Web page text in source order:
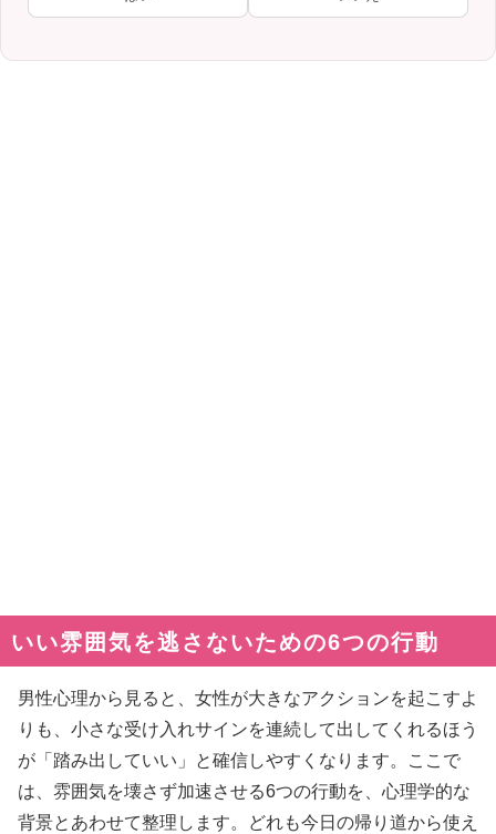
いい雰囲気を逃さないための6つの行動
男性心理から見ると、女性が大きなアクションを起こすよ
りも、小さな受け入れサインを連続して出してくれるほう
が「踏み出していい」と確信しやすくなります。ここで
は、雰囲気を壊さず加速させる6つの行動を、心理学的な
背景とあわせて整理します。どれも今日の帰り道から使え